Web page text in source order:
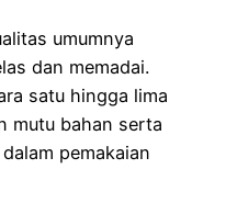
umumnya
dan memadai.
satu hingga lima
mutu bahan serta
pemakaian